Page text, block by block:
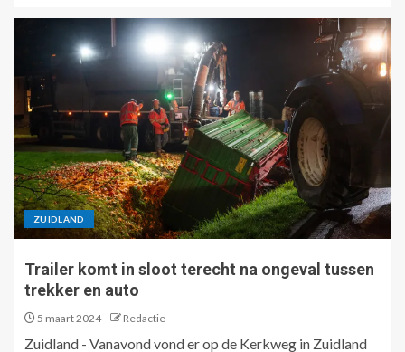
ZUIDLAND
Trailer komt in sloot terecht na ongeval tussen
trekker en auto
5 maart 2024 Redactie
Zuidland - Vanavond vond er op de Kerkweg in Zuidland